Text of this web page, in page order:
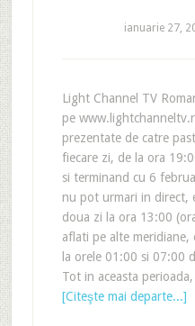
ianuarie 27,
Light Channel TV
pe
prezentate de catre
fiecare zi, de la ora
si terminand cu 6
nu pot urmari in direct,
doua zi la ora 13:00
aflati pe alte
la orele 01:00 si 07:00
Tot in aceasta
[Citeşte mai departe...]